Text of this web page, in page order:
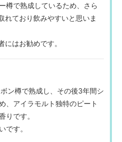
樽で熟成しているため、さら
れており飲みやすいと思いま
にはお勧めです。
ン樽で熟成し、その後3年間シ
、アイラモルト独特のピート
りです。
です。